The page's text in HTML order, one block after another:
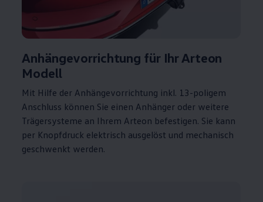
Anhängevorrichtung für IhrArteon
Modell
Mit Hilfe der Anhängevorrichtung inkl. 13-poligem
Anschluss können Sie einen Anhänger oder weitere
Trägersysteme an Ihrem Arteon befestigen. Sie kann
per Knopfdruck elektrisch ausgelöst und mechanisch
geschwenkt werden.